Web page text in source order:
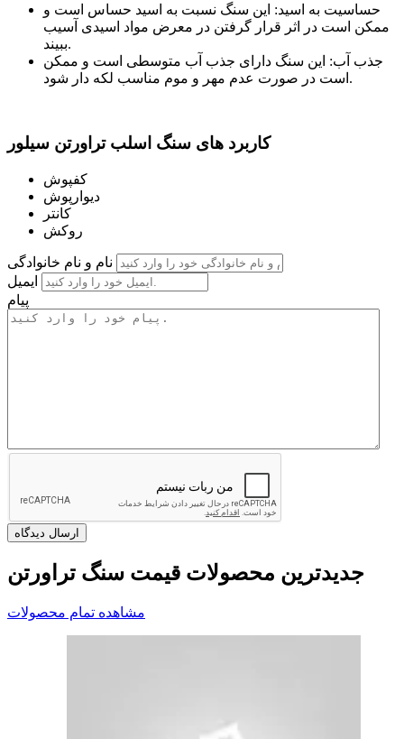
حساسیت به اسید: این سنگ نسبت به اسید حساس است و
ممکن است در اثر قرار گرفتن در معرض مواد اسیدی آسیب
ببیند.
جذب آب: این سنگ دارای جذب آب متوسطی است و ممکن
است در صورت عدم مهر و موم مناسب لکه دار شود.
کاربرد های سنگ اسلب تراورتن سیلور
کفپوش
دیوارپوش
کانتر
روکش
نام و نام خانوادگی
ایمیل
پیام
جدیدترین محصولات قیمت سنگ تراورتن
مشاهده تمام محصولات